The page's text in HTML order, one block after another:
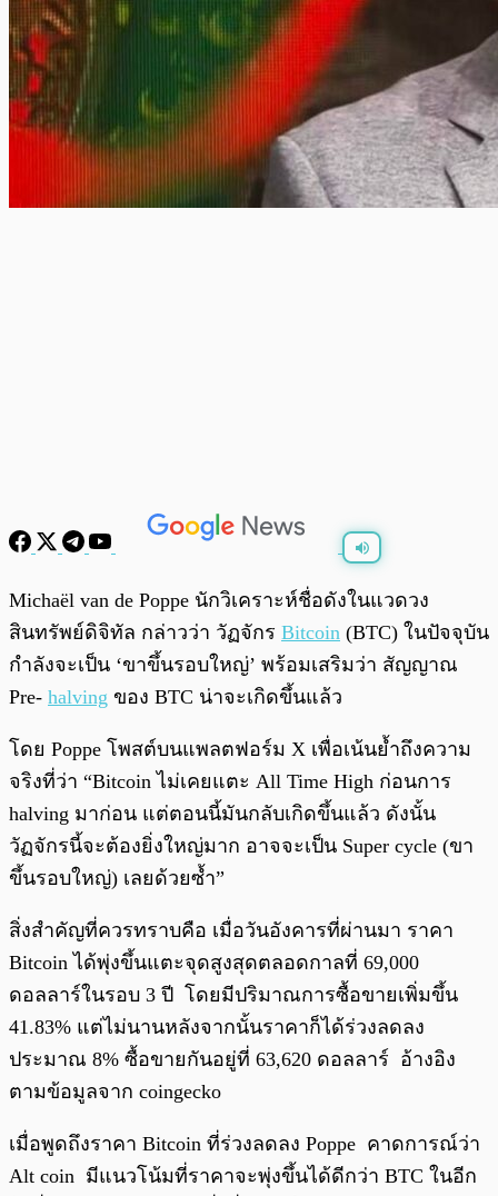
Michaël van de Poppe นักวิเคราะห์ชื่อดังในแวดวง
สินทรัพย์ดิจิทัล กล่าวว่า วัฏจักร Bitcoin (BTC) ในปัจจุบัน
กำลังจะเป็น ‘ขาขึ้นรอบใหญ่’ พร้อมเสริมว่า สัญญาณ
Pre- halving ของ BTC น่าจะเกิดขึ้นแล้ว
โดย Poppe โพสต์บนแพลตฟอร์ม X เพื่อเน้นย้ำถึงความ
จริงที่ว่า “Bitcoin ไม่เคยแตะ All Time High ก่อนการ
halving มาก่อน แต่ตอนนี้มันกลับเกิดขึ้นแล้ว ดังนั้น
วัฏจักรนี้จะต้องยิ่งใหญ่มาก อาจจะเป็น Super cycle (ขา
ขึ้นรอบใหญ่) เลยด้วยซ้ำ”
สิ่งสำคัญที่ควรทราบคือ เมื่อวันอังคารที่ผ่านมา ราคา
Bitcoin ได้พุ่งขึ้นแตะจุดสูงสุดตลอดกาลที่ 69,000
ดอลลาร์ในรอบ 3 ปี โดยมีปริมาณการซื้อขายเพิ่มขึ้น
41.83% แต่ไม่นานหลังจากนั้นราคาก็ได้ร่วงลดลง
ประมาณ 8% ซื้อขายกันอยู่ที่ 63,620 ดอลลาร์ อ้างอิง
ตามข้อมูลจาก coingecko
เมื่อพูดถึงราคา Bitcoin ที่ร่วงลดลง Poppe คาดการณ์ว่า
Alt coin มีแนวโน้มที่ราคาจะพุ่งขึ้นได้ดีกว่า BTC ในอีก